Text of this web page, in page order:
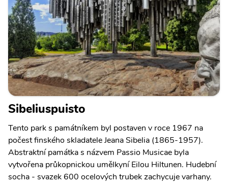
Sibeliuspuisto
Tento park s památníkem byl postaven v roce 1967 na
počest finského skladatele Jeana Sibelia (1865-1957).
Abstraktní památka s názvem Passio Musicae byla
vytvořena průkopnickou umělkyní Eilou Hiltunen. Hudební
socha - svazek 600 ocelových trubek zachycuje varhany.